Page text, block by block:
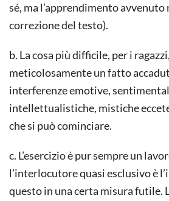
sé, ma l’apprendimento avvenuto
correzione del testo).
b. La cosa più difficile, per i
meticolosamente un fatto
interferenze emotive,
intellettualistiche, mistiche
che si può cominciare.
c. L’esercizio è pur sempre un
l’interlocutore quasi esclusivo è
questo in una certa misura futile.